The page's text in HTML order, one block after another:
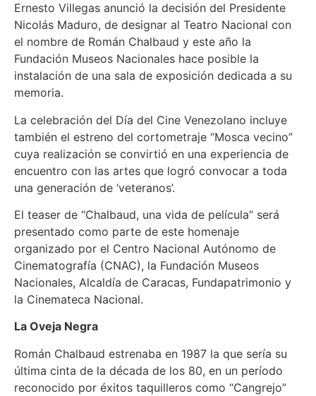
Ernesto Villegas anunció la decisión del Presidente
Nicolás Maduro, de designar al Teatro Nacional con
el nombre de Román Chalbaud y este año la
Fundación Museos Nacionales hace posible la
instalación de una sala de exposición dedicada a su
memoria.
La celebración del Día del Cine Venezolano incluye
también el estreno del cortometraje “Mosca vecino”
cuya realización se convirtió en una experiencia de
encuentro con las artes que logró convocar a toda
una generación de ‘veteranos’.
El teaser de “Chalbaud, una vida de película” será
presentado como parte de este homenaje
organizado por el Centro Nacional Autónomo de
Cinematografía (CNAC), la Fundación Museos
Nacionales, Alcaldía de Caracas, Fundapatrimonio y
la Cinemateca Nacional.
La Oveja Negra
Román Chalbaud estrenaba en 1987 la que sería su
última cinta de la década de los 80, en un período
reconocido por éxitos taquilleros como “Cangrejo”